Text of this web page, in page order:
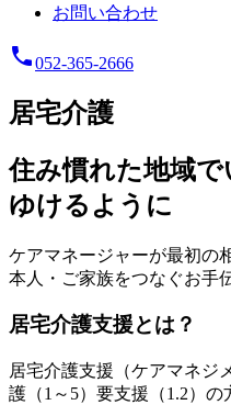
お問い合わせ
phone052-365-2666
居宅介護
住み慣れた地域
ゆけるように
ケアマネージャーが最初の
本人・ご家族をつなぐお手
居宅介護支援とは？
居宅介護支援（ケアマネジ
護（1～5）要支援（1.2）の